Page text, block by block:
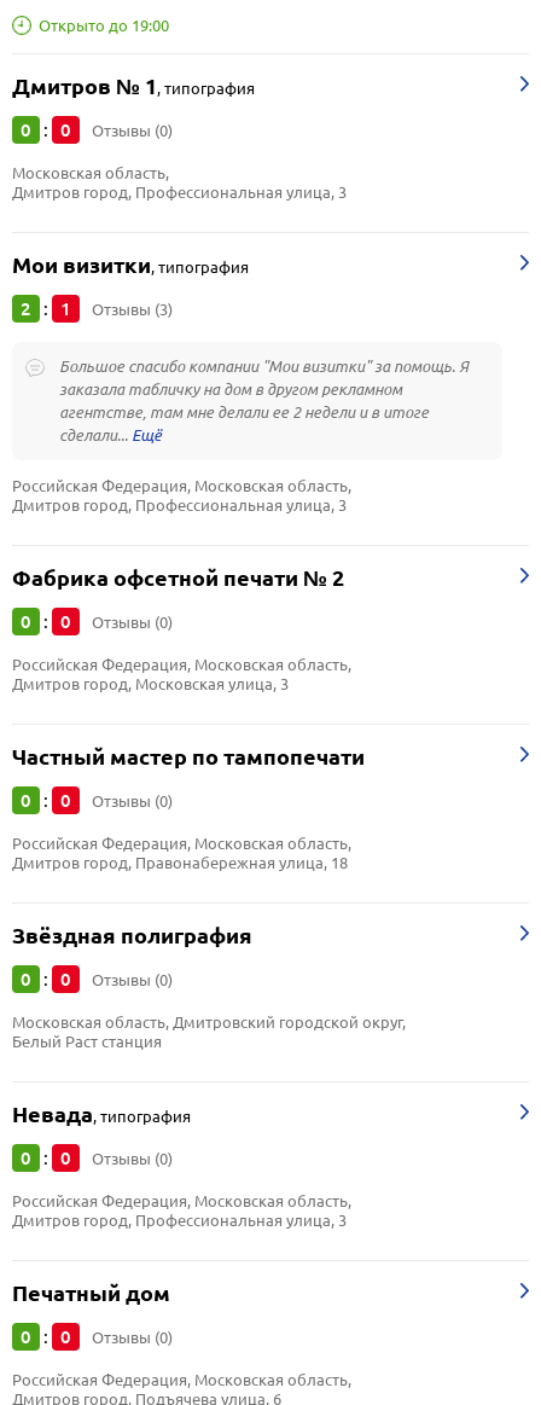
Открыто до 19:00
Дмитров № 1,типография
0 : 0 Отзывы (0)
Московская область,
Дмитров город, Профессиональная улица, 3
Мои визитки,типография
2 : 1 Отзывы (3)
Большое спасибо компании "Мои визитки" за помощь. Я
заказала табличку на дом в другом рекламном
агентстве, там мне делали ее 2 недели и в итоге
сделали...
Российская Федерация, Московская область,
Дмитров город, Профессиональная улица, 3
Фабрика офсетной печати № 2
0 : 0 Отзывы (0)
Российская Федерация, Московская область,
Дмитров город, Московская улица, 3
Частный мастер по тампопечати
0 : 0 Отзывы (0)
Российская Федерация, Московская область,
Дмитров город, Правонабережная улица, 18
Звёздная полиграфия
0 : 0 Отзывы (0)
Московская область, Дмитровский городской округ,
Белый Раст станция
Невада,типография
0 : 0 Отзывы (0)
Российская Федерация, Московская область,
Дмитров город, Профессиональная улица, 3
Печатный дом
0 : 0 Отзывы (0)
Российская Федерация, Московская область,
Дмитров город, Подъячева улица, 6